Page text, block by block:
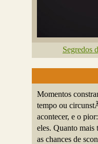
Segredos
Momentos
tempo ou
acontecer, e o
eles. Quanto mais
as chances de